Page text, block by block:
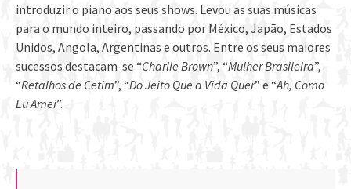
introduzir o piano aos seus shows. Levou as suas músicas
para o mundo inteiro, passando por México, Japão, Estados
Unidos, Angola, Argentinas e outros. Entre os seus maiores
sucessos destacam-se “Charlie Brown”, “Mulher Brasileira”,
“Retalhos de Cetim”, “Do Jeito Que a Vida Quer” e “Ah, Como
Eu Amei”.